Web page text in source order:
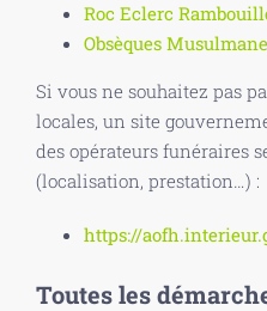
Roc Eclerc
Obsèques
Si vous ne souhaitez pas
locales, un site
des opérateurs funéraires
(localisation, prestation…) :
https://
Toutes les